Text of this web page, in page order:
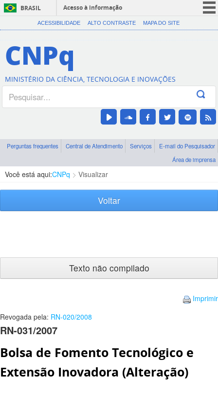
BRASIL
Acesso à informação
CORONAVÍRUS (COVID-19)
Canais
ACESSIBILIDADE ALTO CONTRASTE MAPA DO SITE
CNPq
MINISTÉRIO DA CIÊNCIA, TECNOLOGIA E INOVAÇÕES
Perguntas frequentes Central de Atendimento Serviços
E-mail do Pesquisador
Área de imprensa
Você está aqui:CNPq Visualizar
Voltar
Texto não compilado
Imprimir
Revogada pela: RN-020/2008
RN-031/2007
Bolsa de Fomento Tecnológico e
Extensão Inovadora (Alteração)